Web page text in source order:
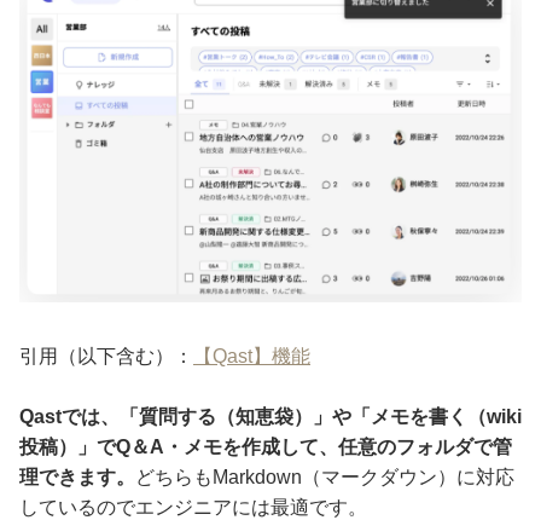
引用（以下含む）： 【Qast】機能
Qastでは、「質問する（知恵袋）」や「メモを書く（wiki
投稿）」でQ＆A・メモを作成して、任意のフォルダで管
理できます。
どちらもMarkdown（マークダウン）に対応
しているのでエンジニアには最適です。